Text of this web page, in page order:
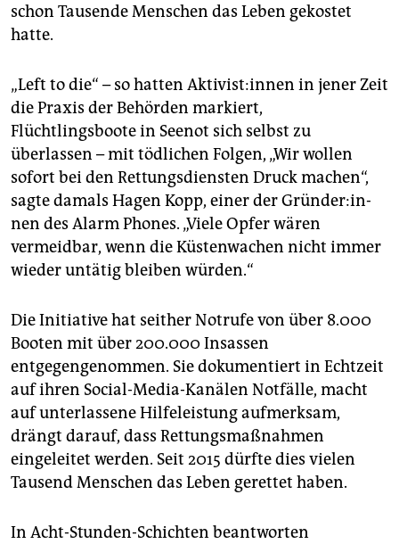
schon Tausende Menschen das Leben gekostet
hatte.
„Left to die“ – so hatten Ak­ti­vis­t:in­nen in jener Zeit
die Praxis der Behörden markiert,
Flüchtlingsboote in Seenot sich selbst zu
überlassen – mit tödlichen Folgen, „Wir wollen
sofort bei den Rettungsdiensten Druck machen“,
sagte damals Hagen Kopp, einer der Grün­de­r:in­
nen des Alarm Phones. „Viele Opfer wären
vermeidbar, wenn die Küstenwachen nicht immer
wieder untätig bleiben würden.“
Die Initiative hat seither Notrufe von über 8.000
Booten mit über 200.000 Insassen
entgegengenommen. Sie dokumentiert in Echtzeit
auf ihren Social-Media-Kanälen Notfälle, macht
auf unterlassene Hilfeleistung aufmerksam,
drängt darauf, dass Rettungsmaßnahmen
eingeleitet werden. Seit 2015 dürfte dies vielen
Tausend Menschen das Leben gerettet haben.
In Acht-Stunden-Schichten beantworten